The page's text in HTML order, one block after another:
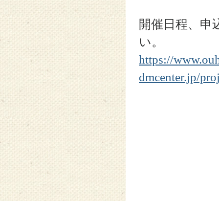
開催日程、申
い。
https://
dmcenter.jp/